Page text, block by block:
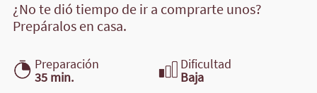
¿No te dió tiempo de ir a comprarte unos?
Prepáralos en casa.
Preparación
35 min.
Dificultad
Baja